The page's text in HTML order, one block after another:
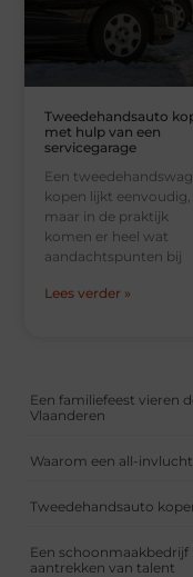
Tweedehandsauto
met hulp van een
servicegarage
Een
kopen lijkt eenvoudig,
maar in de praktijk
komen er heel wat
aandachtspunten bij
Lees verder »
Een familiefeest vieren
Vlaanderen
Waarom een all-
Tweedehandsauto
Een schoonmaakbedrijf
aantrekken van talent